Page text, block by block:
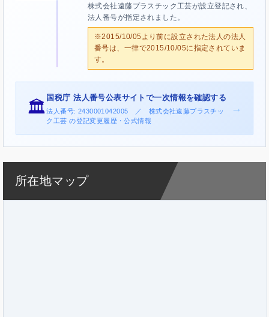
株式会社遠藤プラスチック工芸が設立登記され、
法人番号が指定されました。
※2015/10/05より前に設立された法人の法人
番号は、一律で2015/10/05に指定されていま
す。
🏛️
国税庁 法人番号公表サイトで一次情報を確認する
法人番号: 2430001042005 ／ 株式会社遠藤プラスチッ
ク工芸 の登記変更履歴・公式情報
→
所在地マップ